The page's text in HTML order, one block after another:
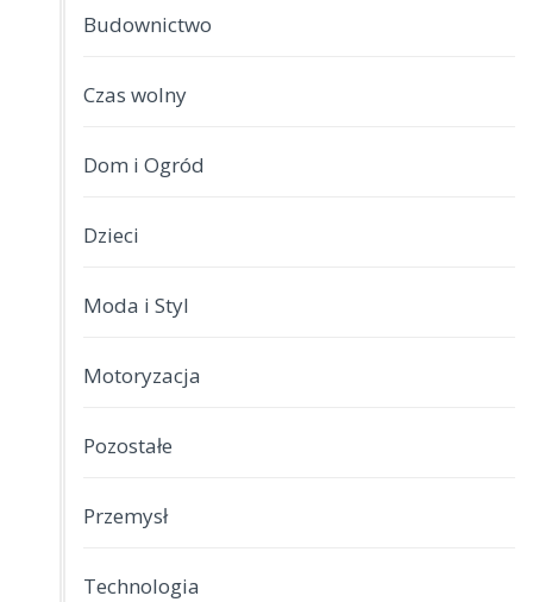
Budownictwo
Czas wolny
Dom i Ogród
Dzieci
Moda i Styl
Motoryzacja
Pozostałe
Przemysł
Technologia